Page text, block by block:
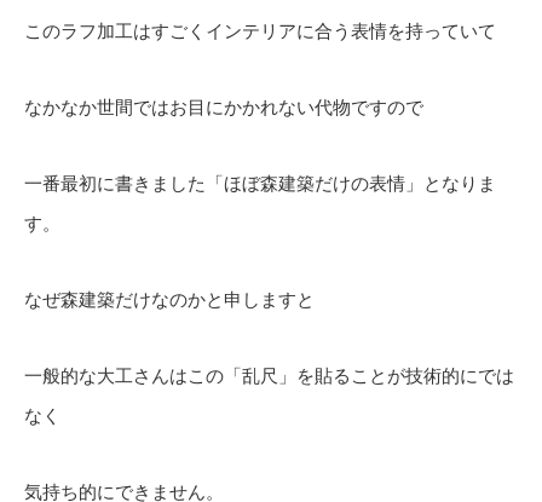
このラフ加工はすごくインテリアに合う表情を持っていて
なかなか世間ではお目にかかれない代物ですので
一番最初に書きました「ほぼ森建築だけの表情」となりま
す。
なぜ森建築だけなのかと申しますと
一般的な大工さんはこの「乱尺」を貼ることが技術的にでは
なく
気持ち的にできません。